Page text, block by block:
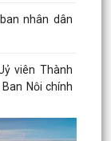
nhân dân
viên Thành
Nội chính